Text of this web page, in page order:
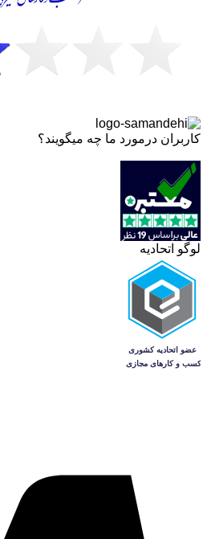
کاربران درمورد ما چه میگویند؟
لوگو اتحادیه